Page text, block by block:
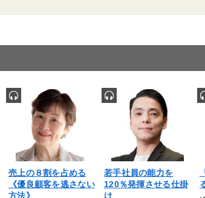
売上の８割を占める
《優良顧客を逃さない
方法》
若手社員の能力を
120％発揮させる仕掛
け